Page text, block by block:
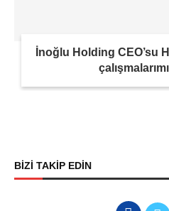
İnoğlu Holding CEO’su
BİZİ TAKİP EDİN